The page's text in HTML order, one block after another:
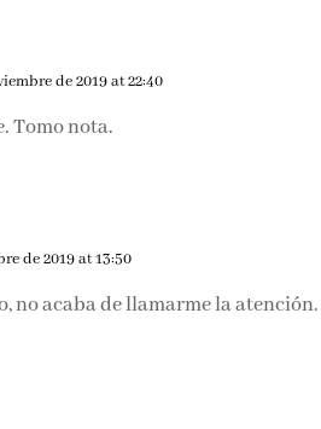
de 2019 at 22:40
Tomo nota.
de 2019 at 13:50
no acaba de llamarme la atención.